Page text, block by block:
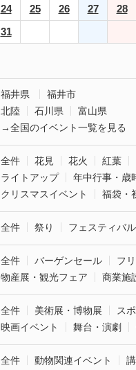
24 25 26 27
28
31
福井県
福井市
北陸
石川県
富山県
→全国のイベント一覧を見る
全件 花見 花火 紅葉
ライトアップ
年中行事・歳
クリスマスイベント
福袋・
全件 祭り フェスティバ
全件 バーゲンセール フ
物産展・観光フェア
商業施
全件 美術展・博物展 ス
映画イベント
舞台・演劇
全件 動物関連イベント